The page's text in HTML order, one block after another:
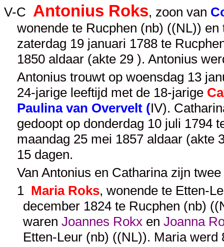
V-C Antonius Roks, zoon van
wonende te Rucphen (nb) ((NL))
zaterdag 19 januari 1788 te
1850 aldaar (akte 29 ). Antonius
Antonius trouwt op woensdag 13
24-jarige leeftijd met de 18-jarige
Paulina van Overvelt (IV).
gedoopt op donderdag 10 juli 1794
maandag 25 mei 1857 aldaar (akte
15 dagen.
Van Antonius en Catharina zijn
1 Maria Roks, wonende te Etten-
december 1824 te Rucphen (nb)
warenJoannes Rokx enJoanna
Etten-Leur (nb) ((NL)). Maria werd